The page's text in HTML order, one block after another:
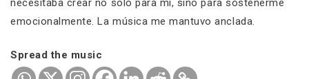
emocionalmente. La música me mantuvo anclada.
Spread the music